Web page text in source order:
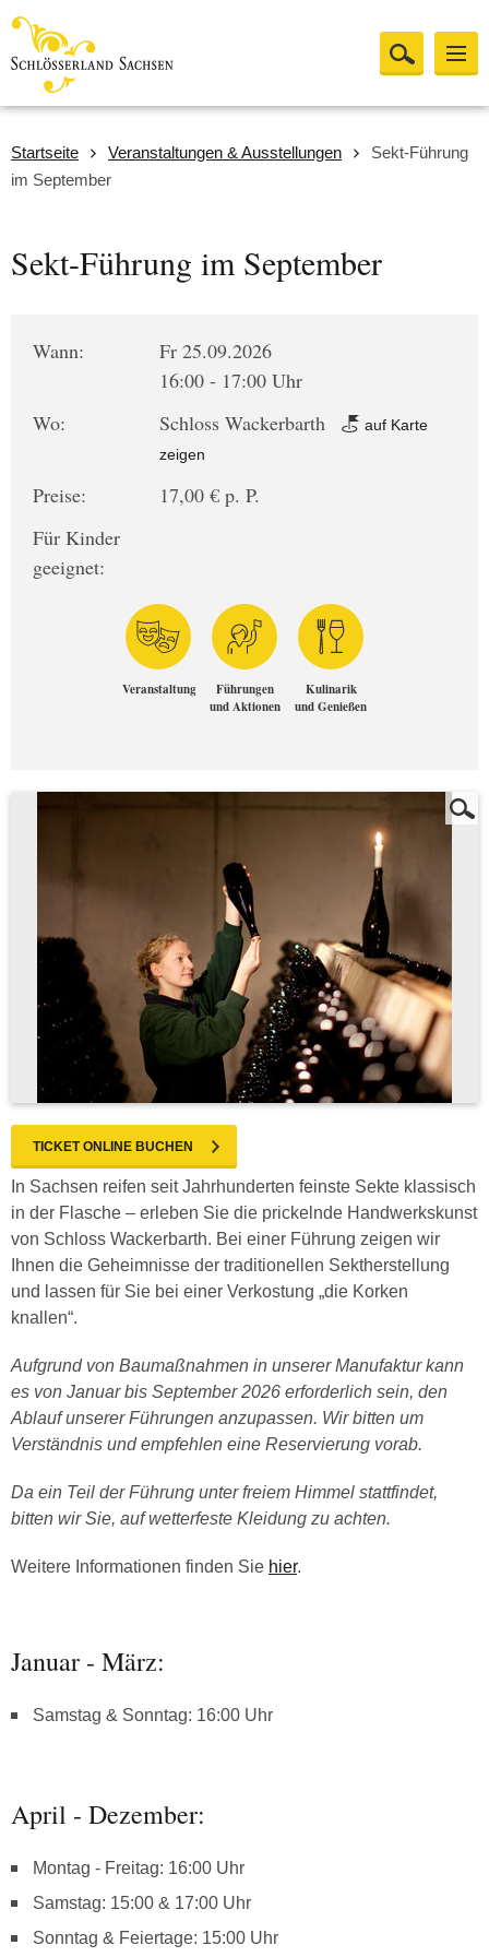
Startseite Veranstaltungen & Ausstellungen
Sekt-Führung
im September
Sekt-Führung im September
Wann:
Fr 25.09.2026
16:00 - 17:00 Uhr
Wo:
Schloss Wackerbarth
auf Karte
zeigen
Preise:
17,00 € p. P.
Für Kinder
geeignet:
Veranstaltung
Führungen
und Aktionen
Kulinarik
und Genießen
TICKET ONLINE BUCHEN
In Sachsen reifen seit Jahrhunderten feinste Sekte klassisch
in der Flasche – erleben Sie die prickelnde Handwerkskunst
von Schloss Wackerbarth. Bei einer Führung zeigen wir
Ihnen die Geheimnisse der traditionellen Sektherstellung
und lassen für Sie bei einer Verkostung „die Korken
knallen“.
Aufgrund von Baumaßnahmen in unserer Manufaktur kann
es von Januar bis September 2026 erforderlich sein, den
Ablauf unserer Führungen anzupassen. Wir bitten um
Verständnis und empfehlen eine Reservierung vorab.
Da ein Teil der Führung unter freiem Himmel stattfindet,
bitten wir Sie, auf wetterfeste Kleidung zu achten.
Weitere Informationen finden Sie hier.
Januar - März:
Samstag & Sonntag: 16:00 Uhr
April - Dezember:
Montag - Freitag: 16:00 Uhr
Samstag: 15:00 & 17:00 Uhr
Sonntag & Feiertage: 15:00 Uhr